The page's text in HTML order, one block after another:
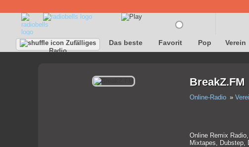
Zufälliges
Radio
Das beste Favorit Pop Verein
BreakZ.FM
Online-Radio
Online Remix
Mixtapes, Dubstep,